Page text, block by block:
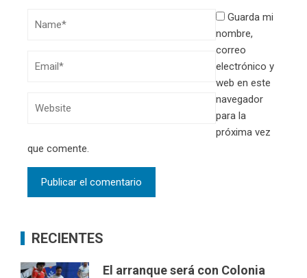
Guarda mi
nombre,
correo
electrónico y
web en este
navegador
para la
próxima vez
que comente.
RECIENTES
El arranque será con Colonia